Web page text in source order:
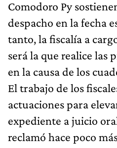
Comodoro Py
despacho en la fecha
tanto, la fiscalía a
será la que realice las
en la causa de los
El trabajo de los
actuaciones para
expediente a juicio
reclamó hace poco